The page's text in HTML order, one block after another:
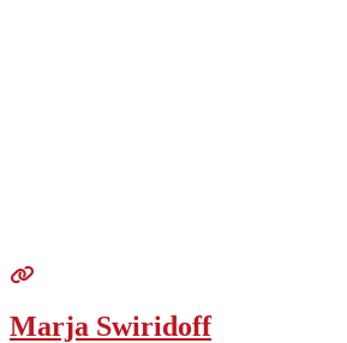
Marja Swiridoff